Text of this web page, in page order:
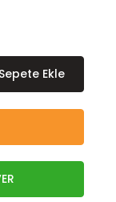
Sepete Ekle